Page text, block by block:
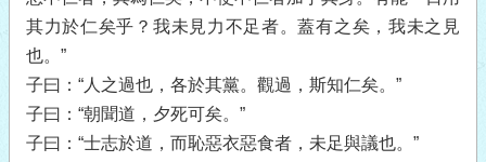
其力於仁矣乎？我未見力不足者。蓋有之矣，我未之見
也。”
子曰：“人之過也，各於其黨。觀過，斯知仁矣。”
子曰：“朝聞道，夕死可矣。”
子曰：“士志於道，而恥惡衣惡食者，未足與議也。”